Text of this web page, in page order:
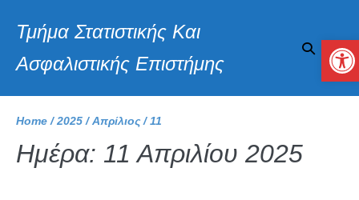
Τμήμα Στατιστικής Και
Ασφαλιστικής Επιστήμης
Home /2025 /Απρίλιος /11
Ημέρα: 11 Απριλίου 2025